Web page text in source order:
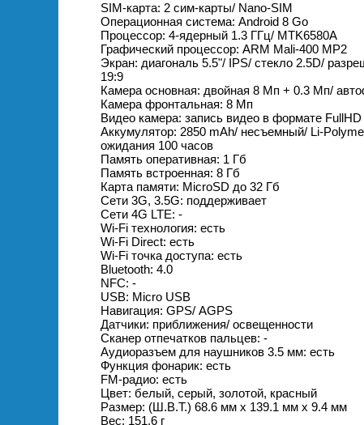
SIM-карта: 2 сим-карты/ Nano-SIM
Операционная система: Android 8 Go
Процессор: 4-ядерный 1.3 ГГц/ MTK6580A
Графический процессор: ARM Mali-400 MP2
Экран: диагональ 5.5"/ IPS/ стекло 2.5D/
19:9
Камера основная: двойная 8 Мп + 0.3 Мп/
Камера фронтальная: 8 Мп
Видео камера: запись видео в формате
Аккумулятор: 2850 mAh/ несъемный/ Li-
ожидания 100 часов
Память оперативная: 1 Гб
Память встроенная: 8 Гб
Карта памяти: MicroSD до 32 Гб
Сети 3G, 3.5G: поддерживает
Сети 4G LTE: -
Wi-Fi технология: есть
Wi-Fi Direct: есть
Wi-Fi точка доступа: есть
Bluetooth: 4.0
NFC: -
USB: Micro USB
Навигация: GPS/ АGPS
Датчики: приближения/ освещенности
Сканер отпечатков пальцев: -
Аудиоразъем для наушников 3.5 мм: есть
Функция фонарик: есть
FM-радио: есть
Цвет: белый, серый, золотой, красный
Размер: (Ш.В.Т.) 68.6 мм х 139.1 мм х 9.4 мм
Вес: 151.6 г